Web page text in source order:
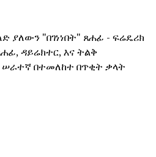
ያለውን "በገነነበት" ጸሐፊ - ፍሬዴሪክ
ዳይሬክተር, እና ትልቅ
በተመለከተ በጥቂት ቃላት